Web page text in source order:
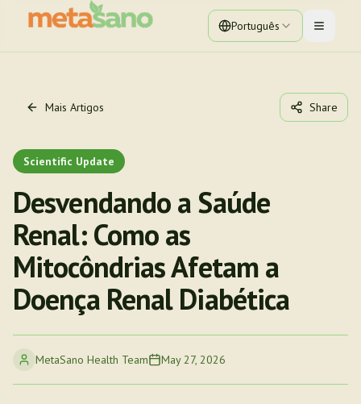
Português Toggle
Mais Artigos Share
Scientific Update
Desvendando a Saúde
Renal: Como as
Mitocôndrias Afetam a
Doença Renal Diabética
MetaSano Health Team May 27, 2026